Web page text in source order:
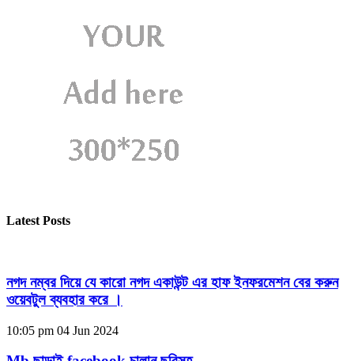
Latest Posts
নগদ নম্বর দিয়ে যে কারো নগদ একাউন্ট এর হাফ ইনফরমেশন বের করুন
ওয়েবটুল ব্যবহার করে ।
10:05 pm 04 Jun 2024